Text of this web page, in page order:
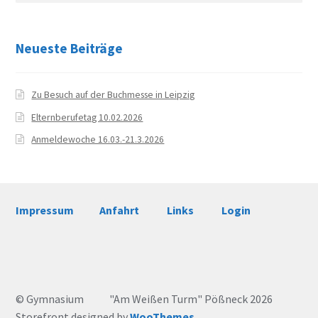
Bilder & virtueller Rundgang
Anfahrt
Bibliothek
Vertretungsplan
Neueste Beiträge
Zu Besuch auf der Buchmesse in Leipzig
Elternberufetag 10.02.2026
Anmeldewoche 16.03.-21.3.2026
Impressum Anfahrt Links Login
© Gymnasium "Am Weißen Turm" Pößneck 2026